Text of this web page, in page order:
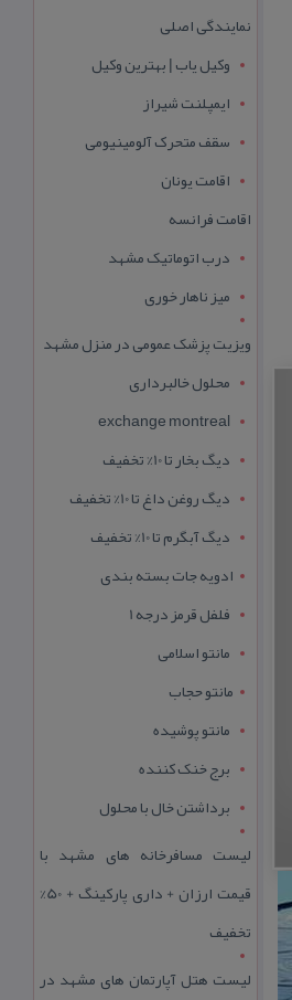
نمایندگی اصلی
وکیل یاب | بهترین وکیل
ایمپلنت شیراز
سقف متحرک آلومینیومی
اقامت یونان
اقامت فرانسه
درب اتوماتیک مشهد
میز ناهار خوری
ویزیت پزشک عمومی در منزل مشهد
محلول خالبرداری
exchange montreal
دیگ بخار تا 10% تخفیف
دیگ روغن داغ تا 10% تخفیف
دیگ آبگرم تا 10% تخفیف
ادویه جات بسته بندی
فلفل قرمز درجه 1
مانتو اسلامی
مانتو حجاب
مانتو پوشیده
برج خنک کننده
برداشتن خال با محلول
لیست مسافرخانه های مشهد با
قیمت ارزان + داری پارکینگ + 50%
تخفیف
لیست هتل آپارتمان های مشهد در